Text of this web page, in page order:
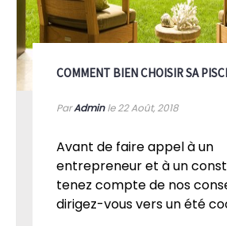
COMMENT BIEN CHOISIR SA
ParAdminle 22Août, 2018
Avant de faire appel à un
entrepreneur et à un
tenez compte de nos
dirigez-vous vers un été